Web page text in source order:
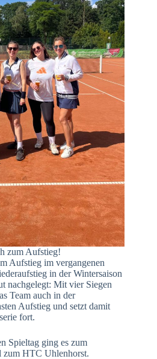
zum Aufstieg!
Aufstieg im vergangenen
in der Wintersaison
nachgelegt: Mit vier Siegen
Team auch in der
Aufstieg und setzt damit
fort.
Spieltag ging es zum
zum HTC Uhlenhorst.